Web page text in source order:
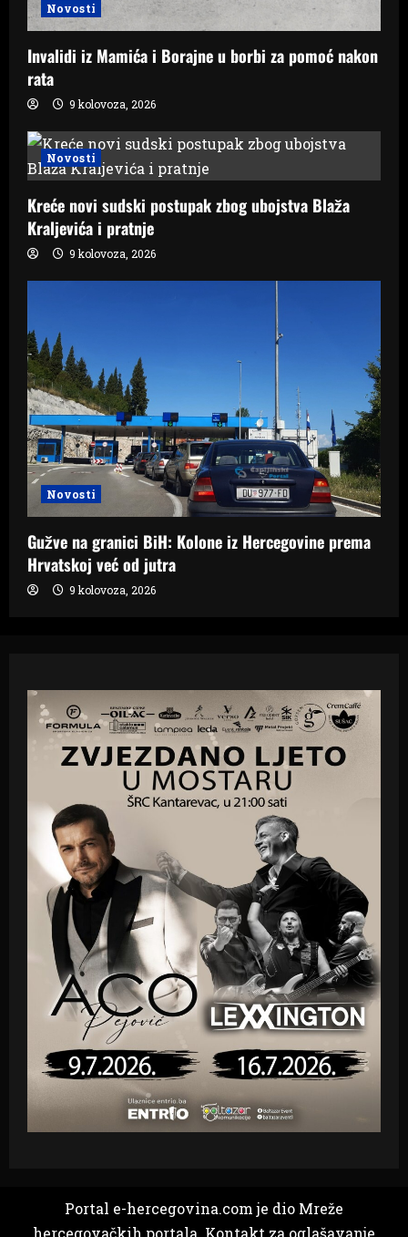
Novosti
Invalidi iz Mamića i Borajne u borbi za pomoć nakon
rata
9 kolovoza, 2026
Novosti
Kreće novi sudski postupak zbog ubojstva Blaža
Kraljevića i pratnje
9 kolovoza, 2026
Novosti
Gužve na granici BiH: Kolone iz Hercegovine prema
Hrvatskoj već od jutra
9 kolovoza, 2026
Portal e-hercegovina.com je dio Mreže
hercegovačkih portala. Kontakt za oglašavanje